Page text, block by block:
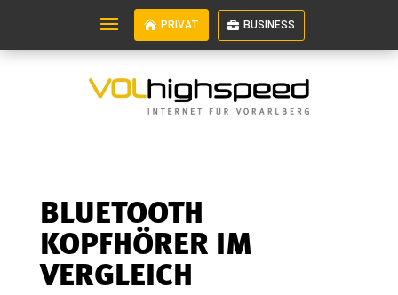
PRIVAT BUSINESS
BLUETOOTH
KOPFHÖRER IM
VERGLEICH